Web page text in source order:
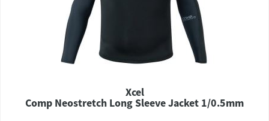
Xcel
Comp Neostretch Long Sleeve Jacket 1/0.5mm